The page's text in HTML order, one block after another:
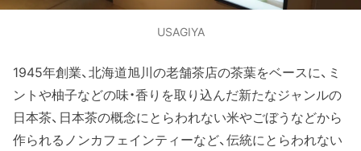
USAGIYA
1945年創業、北海道旭川の老舗茶店の茶葉をベースに、ミ
ントや柚子などの味・香りを取り込んだ新たなジャンルの
日本茶、日本茶の概念にとらわれない米やごぼうなどから
作られるノンカフェインティーなど、伝統にとらわれない